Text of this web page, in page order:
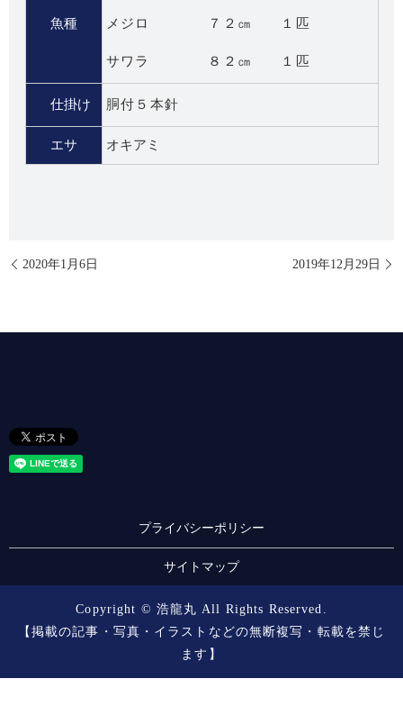
魚種 メジロ ７２㎝ １匹
サワラ ８２㎝ １匹
仕掛け 胴付５本針
エサ オキアミ
2020年1月6日 2019年12月29日
プライバシーポリシー
サイトマップ
Copyright © 浩龍丸 All Rights Reserved.
【掲載の記事・写真・イラストなどの無断複写・転載を禁じ
ます】